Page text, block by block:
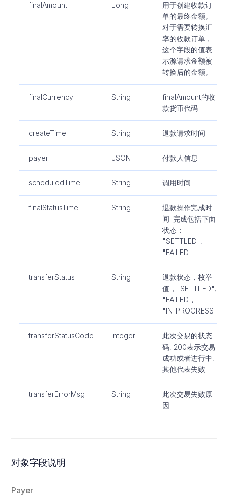
finalAmount Long
用于创建收款订
单的最终金额。
对于需要转换汇
率的收款订单，
这个字段的值表
示源请求金额被
转换后的金额。
finalCurrency String
finalAmount的收
款货币代码
createTime String 退款请求时间
payer JSON 付款人信息
scheduledTime String 调用时间
finalStatusTime String
退款操作完成时
间. 完成包括下面
状态：
"SETTLED",
"FAILED"
transferStatus String
退款状态，枚举
值，"SETTLED",
"FAILED",
"IN_PROGRESS"
transferStatusCode Integer
此次交易的状态
码, 200表示交易
成功或者进行中,
其他代表失败
transferErrorMsg String
此次交易失败原
因
对象字段说明
Payer